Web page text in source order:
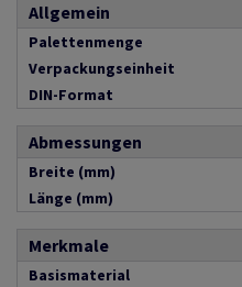
Allgemein
Palettenmenge
Verpackungseinheit
DIN-Format
Abmessungen
Breite (mm)
Länge (mm)
Merkmale
Basismaterial